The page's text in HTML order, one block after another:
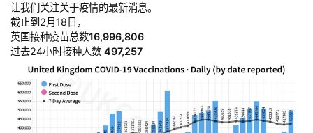
让我们关注关于疫情的最新消息。
截止到2月18日，
英国接种疫苗总数16,996,806
过去24小时接种人数 497,257